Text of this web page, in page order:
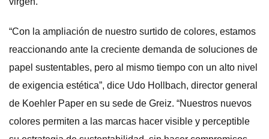
“Con la ampliación de nuestro surtido de colores, estamos
reaccionando ante la creciente demanda de soluciones de
papel sustentables, pero al mismo tiempo con un alto nivel
de exigencia estética”, dice Udo Hollbach, director general
de Koehler Paper en su sede de Greiz. “Nuestros nuevos
colores permiten a las marcas hacer visible y perceptible